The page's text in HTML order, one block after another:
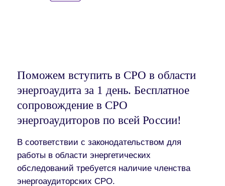
Поможем вступить в СРО в области
энергоаудита за 1 день. Бесплатное
сопровождение в СРО
энергоаудиторов по всей России!
В соответствии с законодательством для
работы в области энергетических
обследований требуется наличие членства
энергоаудиторских СРО.